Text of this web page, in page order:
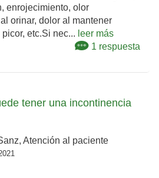
enrojecimiento, olor
orinar, dolor al mantener
etc.Si nec... leer más
1 respuesta
tener una incontinencia
Atención al paciente